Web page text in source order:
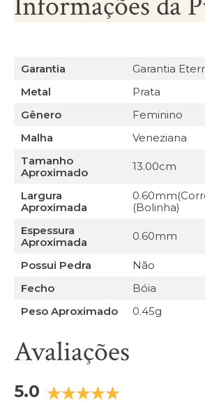
Garantia
Garantia
Metal
Prata
Gênero
Feminino
Malha
Veneziana
Tamanho
Aproximado
13.00cm
Largura
Aproximada
(Bolinha)
Espessura
Aproximada
0.60mm
Possui Pedra
Não
Fecho
Bóia
Peso Aproximado
0.45g
Avaliações
5.0